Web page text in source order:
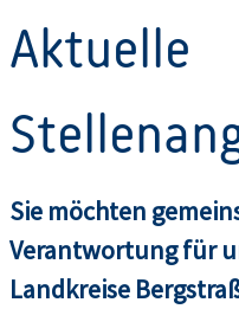
Aktuelle
Sie möchten
Verantwortung für
Landkreise